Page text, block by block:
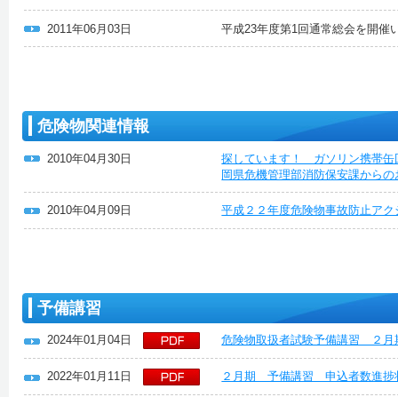
2011年06月03日 平成23年度第1回通常総会を開催
危険物関連情報
2010年04月30日
探しています！ ガソリン携帯缶
岡県危機管理部消防保安課から
2010年04月09日 平成２２年度危険物事故防止ア
予備講習
2024年01月04日 危険物取扱者試験予備講習 ２
2022年01月11日 ２月期 予備講習 申込者数進捗